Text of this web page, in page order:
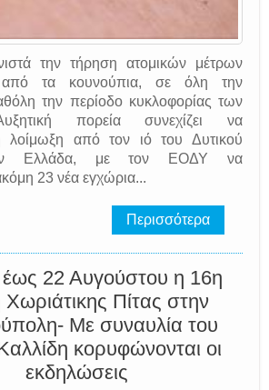
την τήρηση ατομικών μέτρων
από τα κουνούπια, σε όλη την
την περίοδο κυκλοφορίας των
πορεία συνεχίζει να
λοίμωξη από τον ιό του Δυτικού
Ελλάδα, με τον ΕΟΔΥ να
23 νέα εγχώρια...
Περισσότερα
22 Αυγούστου η 16η
Χωριάτικης Πίτας στην
Με συναυλία του
κορυφώνονται οι
εκδηλώσεις